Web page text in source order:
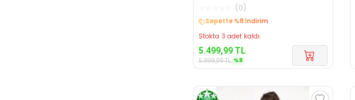
DETAY KOT ETEKLİ ALT
(0)
Kargo Bedava
Stokta 3 adet kaldı.
5.499,99 TL
5.999,99TL %8